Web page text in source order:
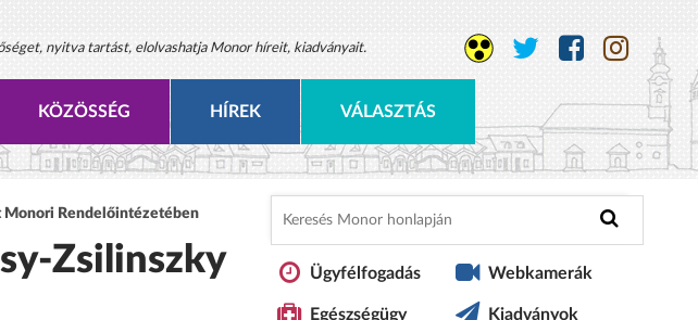
nyitva tartást, elolvashatja Monor híreit, kiadványait.
KÖZÖSSÉG HÍREK VÁLASZTÁS
Monori Rendelőintézetében
Zsilinszky
Ügyfélfogadás
Egészségügy
Webkamerák
Kiadványok